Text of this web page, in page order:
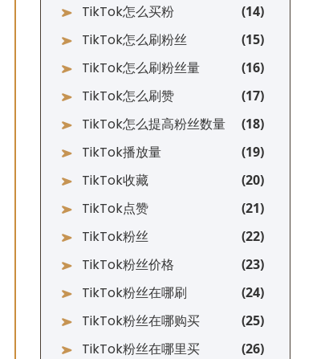
TikTok怎么买粉
TikTok怎么刷粉丝
TikTok怎么刷粉丝量
TikTok怎么刷赞
TikTok怎么提高粉丝数量
TikTok播放量
TikTok收藏
TikTok点赞
TikTok粉丝
TikTok粉丝价格
TikTok粉丝在哪刷
TikTok粉丝在哪购买
TikTok粉丝在哪里买